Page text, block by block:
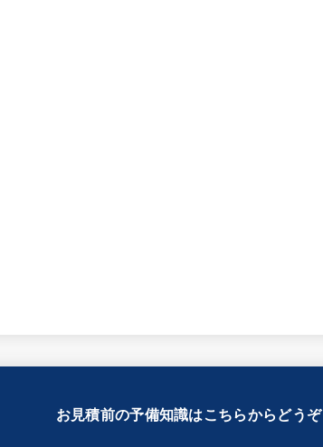
お見積前の予備知識はこちらからどうぞ